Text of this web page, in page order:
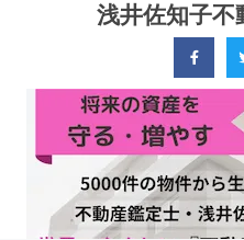
浅井佐知子不